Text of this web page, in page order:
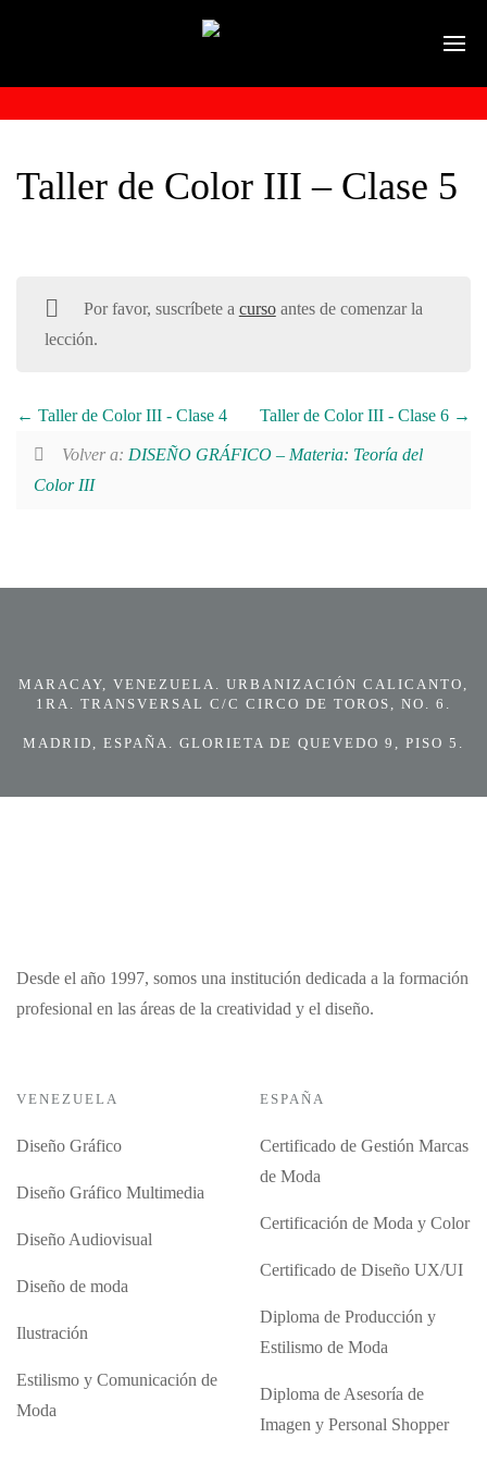
Taller de Color III – Clase 5
Por favor, suscríbete a cursoantes de comenzar la
lección.
Taller de Color III - Clase 4 Taller de Color III - Clase 6
Volver a: DISEÑO GRÁFICO – Materia: Teoría del
Color III
MARACAY, VENEZUELA. URBANIZACIÓN CALICANTO,
1RA. TRANSVERSAL C/C CIRCO DE TOROS, NO. 6.
MADRID, ESPAÑA. GLORIETA DE QUEVEDO 9, PISO 5.
Desde el año 1997, somos una institución dedicada a la formación
profesional en las áreas de la creatividad y el diseño.
VENEZUELA
Diseño Gráfico
Diseño Gráfico Multimedia
Diseño Audiovisual
Diseño de moda
Ilustración
Estilismo y Comunicación de
Moda
ESPAÑA
Certificado de Gestión Marcas
de Moda
Certificación de Moda y Color
Certificado de Diseño UX/UI
Diploma de Producción y
Estilismo de Moda
Diploma de Asesoría de
Imagen y Personal Shopper